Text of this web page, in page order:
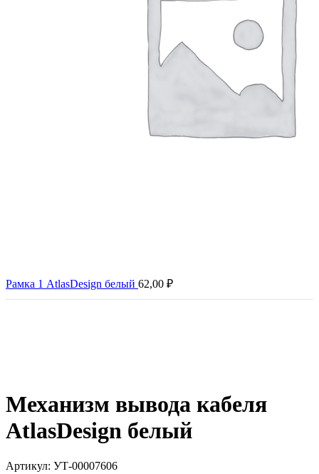
Рамка 1 AtlasDesign белый 62,00 ₽
Механизм вывода кабеля
AtlasDesign белый
Артикул: УТ-00007606